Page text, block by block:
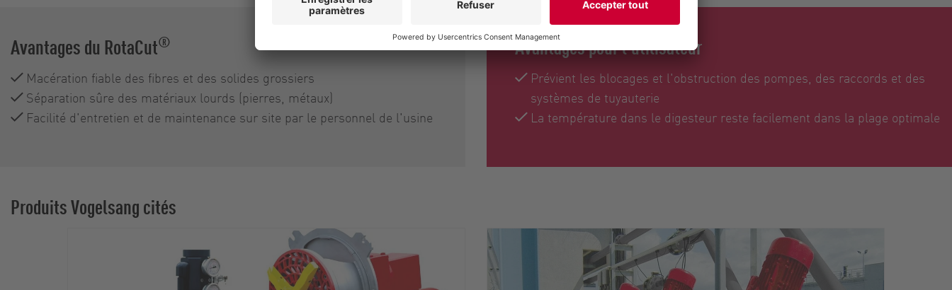
Avantages du RotaCut®
Macération fiable des fibres et des solides grossiers
Séparation sûre des matériaux lourds (pierres, métaux)
Facilité d'entretien et de maintenance sur site par le personnel de l'usine
Avantages pour l'utilisateur
Prévient les blocages et l'obstruction des pompes, des raccords et des
systèmes de tuyauterie
La température dans le digesteur reste facilement dans la plage optimale
Produits Vogelsang cités